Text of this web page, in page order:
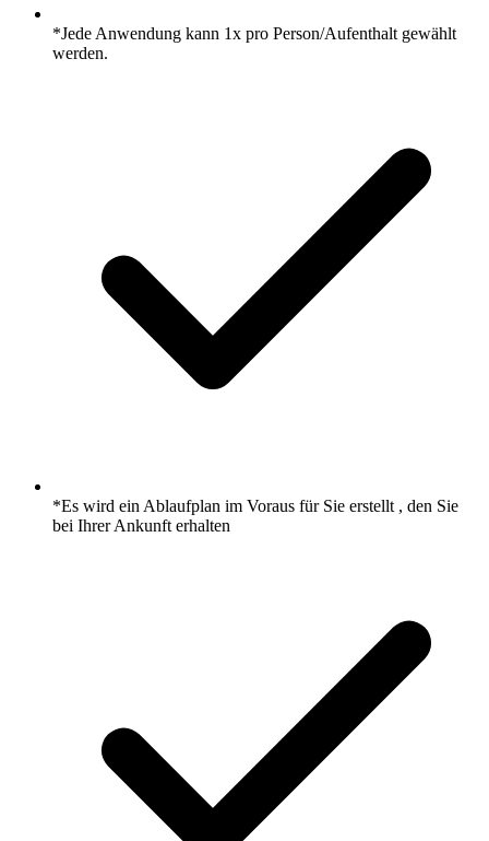
*Jede Anwendung kann 1x pro Person/Aufenthalt gewählt
werden.
*Es wird ein Ablaufplan im Voraus für Sie erstellt , den Sie
bei Ihrer Ankunft erhalten